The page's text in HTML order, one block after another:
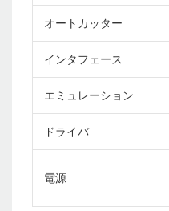
オートカッター
インタフェース
エミュレーション
ドライバ
電源